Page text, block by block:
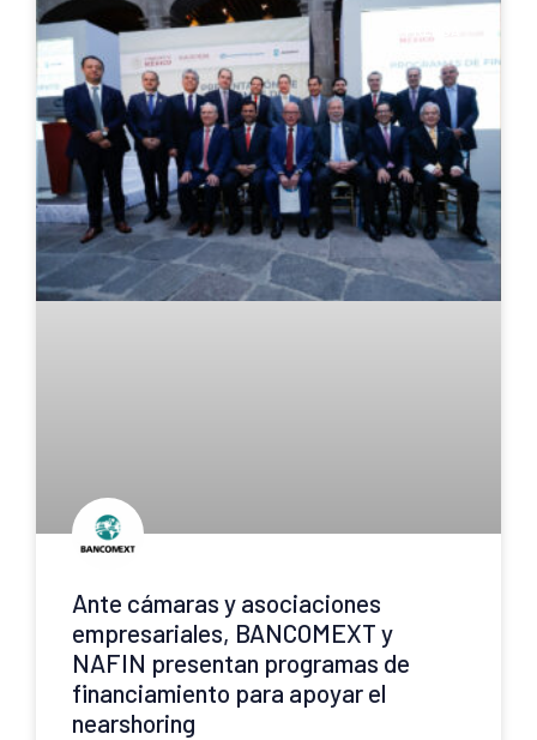
Ante cámaras y asociaciones
empresariales, BANCOMEXT y
NAFIN presentan programas de
financiamiento para apoyar el
nearshoring